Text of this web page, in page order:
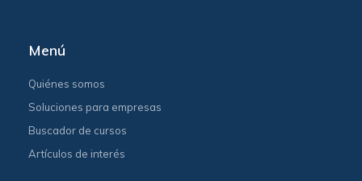
Menú
Quiénes somos
Soluciones para empresas
Buscador de cursos
Artículos de interés